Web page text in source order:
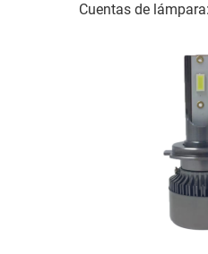
Cuentas de